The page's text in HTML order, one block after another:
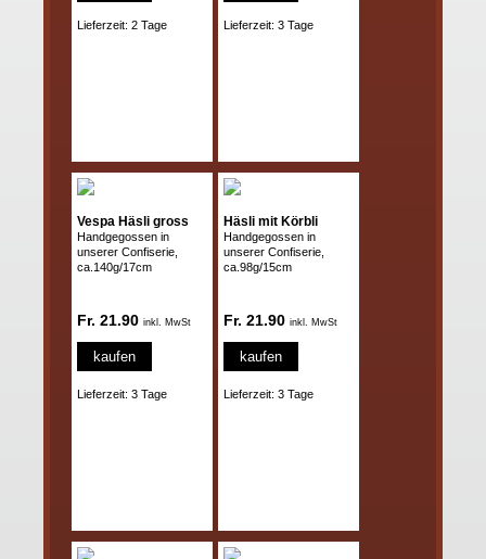
Lieferzeit: 2 Tage Lieferzeit: 3 Tage
Vespa Häsli gross
Handgegossen in
unserer Confiserie,
ca.140g/17cm
Fr. 21.90 inkl. MwSt
kaufen
Lieferzeit: 3 Tage
Häsli mit Körbli
Handgegossen in
unserer Confiserie,
ca.98g/15cm
Fr. 21.90 inkl. MwSt
kaufen
Lieferzeit: 3 Tage